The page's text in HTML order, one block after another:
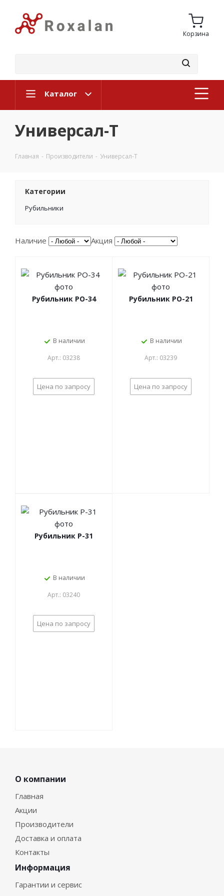
Корзина
Каталог
Универсал-Т
Главная - Производители - Универсал-Т
Категории
Рубильники
Наличие Акция
Рубильник РО-34
В наличии
Арт.: 03238
Цена по запросу
Рубильник РО-21
В наличии
Арт.: 03239
Цена по запросу
Рубильник Р-31
В наличии
Арт.: 03240
Цена по запросу
О компании
Главная
Акции
Производители
Доставка и оплата
Контакты
Информация
Гарантии и сервис